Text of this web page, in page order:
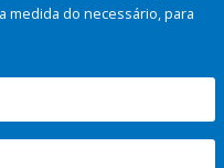
medida do necessário, para